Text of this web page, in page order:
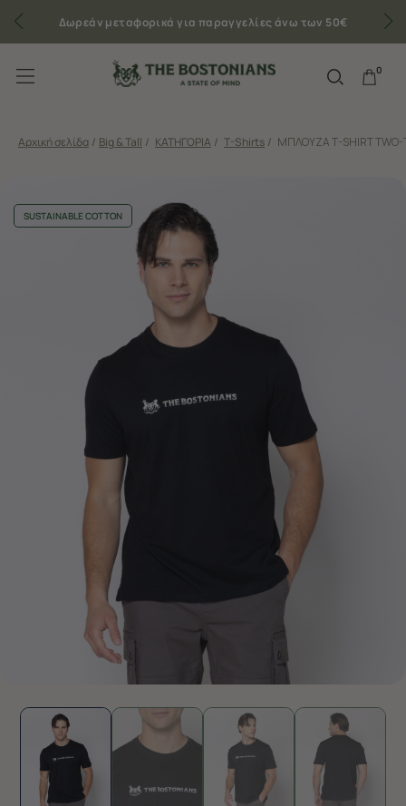
Δωρεάν μεταφορικά για παραγγελίες άνω των 50€
0
Αρχική σελίδα / Big & Tall / ΚΑΤΗΓΟΡΙΑ / T-Shirts / ΜΠΛΟΥΖΑ T-SHIRT TWO-
SUSTAINABLE COTTON